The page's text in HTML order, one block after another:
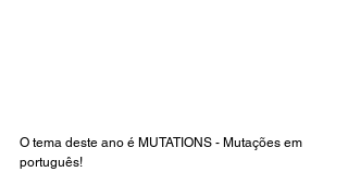
O tema deste ano é MUTATIONS - Mutações em
português!